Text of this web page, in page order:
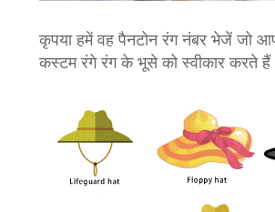
कृपया हमें वह पैनटोन रंग नंबर भेजें जो
कस्टम रंगे रंग के भूसे को स्वीकार करते